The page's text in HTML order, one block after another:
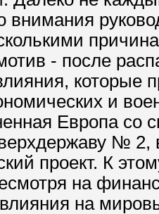
внимания
- после
которые
и
Европа со
№ 2,
проект. К
на
на